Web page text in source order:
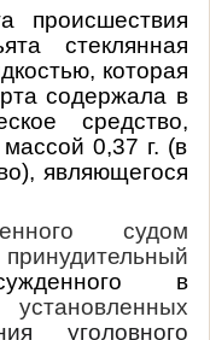
происшествия
стеклянная
которая
содержала в
средство,
0,37 г. (в
являющегося
судом
в
уголовного